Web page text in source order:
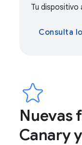
Tu dispositivo
Consulta
Nuevas
Canary